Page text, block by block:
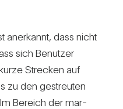
aner­kannt, dass nicht
sich Benutzer
Stre­cken auf
zu den gestreuten
Bereich der mar­